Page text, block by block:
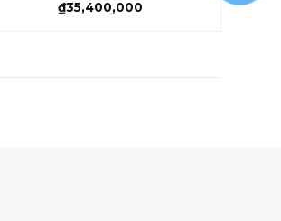
₫35,400,000